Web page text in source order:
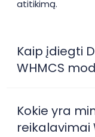
atitikimą.
Kaip įdiegti
WHMCS
Kokie yra
reikalavimai